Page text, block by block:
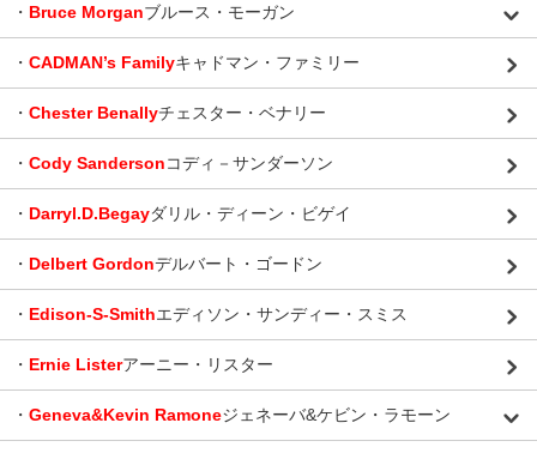
・ Bruce Morganブルース・モーガン
・ CADMAN’s Familyキャドマン・ファミリー
・ Chester Benallyチェスター・ベナリー
・ Cody Sandersonコディ－サンダーソン
・ Darryl.D.Begayダリル・ディーン・ビゲイ
・ Delbert Gordonデルバート・ゴードン
・ Edison-S-Smithエディソン・サンディー・スミス
・ Ernie Listerアーニー・リスター
・ Geneva&Kevin Ramoneジェネーバ&ケビン・ラモーン